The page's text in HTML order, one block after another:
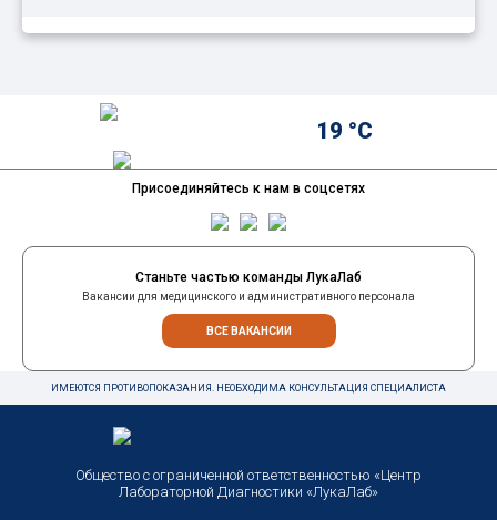
Присоединяйтесь к нам в соцсетях
19 °C
Станьте частью команды ЛукаЛаб
Вакансии для медицинского и административного персонала
ВСЕ ВАКАНСИИ
ИМЕЮТСЯ ПРОТИВОПОКАЗАНИЯ. НЕОБХОДИМА КОНСУЛЬТАЦИЯ СПЕЦИАЛИСТА
Общество с ограниченной ответственностью «Центр
Лабораторной Диагностики «ЛукаЛаб»